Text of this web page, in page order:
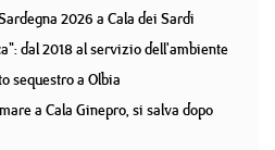
2026 a Cala dei Sardi
dal 2018 al servizio dell'ambiente
sequestro a Olbia
a Cala Ginepro, si salva dopo